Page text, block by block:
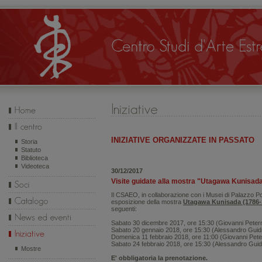
Storia
Statuto
Biblioteca
Videoteca
Mostre
INIZIATIVE ORGANIZZATE IN PASSATO
30/12/2017
Visite guidate alla mostra "Utagawa
Il CSAEO, in collaborazione con i Musei di Palazzo
esposizione della mostra Utagawa Kunisada (1786-
seguenti:
Sabato 30 dicembre 2017, ore 15:30 (Giovanni
Sabato 20 gennaio 2018, ore 15:30 (Alessandro
Domenica 11 febbraio 2018, ore 11:00 (Giovanni
Sabato 24 febbraio 2018, ore 15:30 (Alessandro
E' obbligatoria la prenotazione.